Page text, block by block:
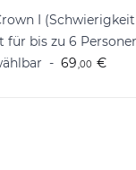
I
für bis zu 6
69,00 €